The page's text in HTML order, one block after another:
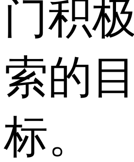
门积
索的目
标。